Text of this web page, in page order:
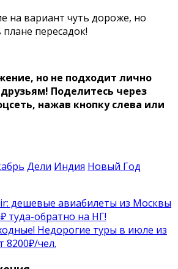
на вариант чуть дороже, но
пересадок!
но не подходит лично
Поделитесь через
нажав кнопку слева или
Дели Индия Новый Год
дешевые авиабилеты из Москвы
туда-обратно на НГ!
Недорогие туры в июле из
8200₽/чел.